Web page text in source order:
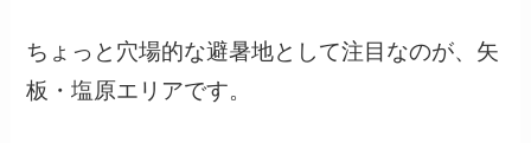
ちょっと穴場的な避暑地として注目なのが、矢
板・塩原エリアです。